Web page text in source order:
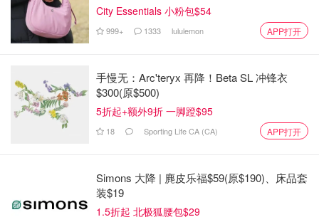
City Essentials 小粉包$54
999+ 1333 lululemon APP打开
手慢无：Arc'teryx 再降！Beta SL 冲锋衣
$300(原$500)
5折起+额外9折 一脚蹬$95
18 Sporting Life CA (CA) APP打开
Simons 大降 | 麂皮乐福$59(原$190)、床品套
装$19
1.5折起 北极狐腰包$29